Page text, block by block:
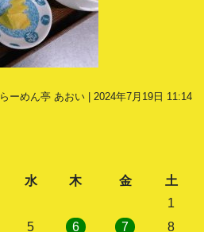
らーめん亭 あおい | 2024年7月19日 11:14
水 木 金
土
1
5 6 7
8